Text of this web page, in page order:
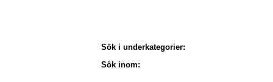
Sök i underkategorier:
Sök inom: